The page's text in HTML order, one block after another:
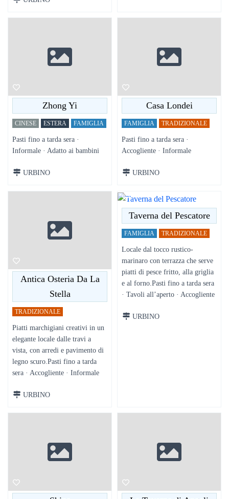
Zhong Yi
CINESE ESTERA FAMIGLIA
Pasti fino a tarda sera ·
Informale · Adatto ai bambini
URBINO
Casa Londei
FAMIGLIA TRADIZIONALE
Pasti fino a tarda sera ·
Accogliente · Informale
URBINO
Antica Osteria Da La
Stella
TRADIZIONALE
Piatti marchigiani creativi in un
elegante locale dalle travi a
vista, con arredi e pavimento di
legno scuro.Pasti fino a tarda
sera · Accogliente · Informale
URBINO
Taverna del Pescatore
FAMIGLIA TRADIZIONALE
Locale dal tocco rustico-
marinaro con terrazza che serve
piatti di pesce fritto, alla griglia
e al forno.Pasti fino a tarda sera
· Tavoli all’aperto · Accogliente
URBINO